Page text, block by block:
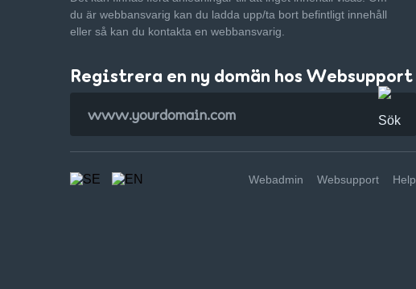
du är webbansvarig kan du ladda upp/ta bort befintligt innehåll
eller så kan du kontakta en webbansvarig.
Registrera en ny domän hos Websupport
Webadmin Websupport Help